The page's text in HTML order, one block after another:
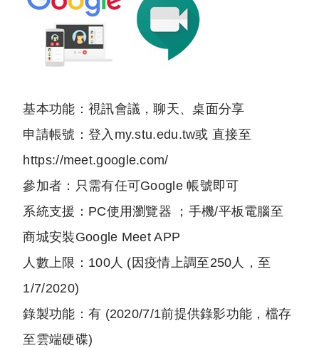
基本功能：視訊會議，聊天、桌面分享
申請帳號：登入my.stu.edu.tw或 直接至
https://meet.google.com/
參加者：只需有任可Google 帳號即可
系統支援：PC使用瀏覽器 ；手機/平板電腦至
商城安裝Google Meet APP
人數上限：100人 (因疫情上調至250人，至
1/7/2020)
錄製功能：有 (2020/7/1前提供錄影功能，檔存
至雲端硬碟)